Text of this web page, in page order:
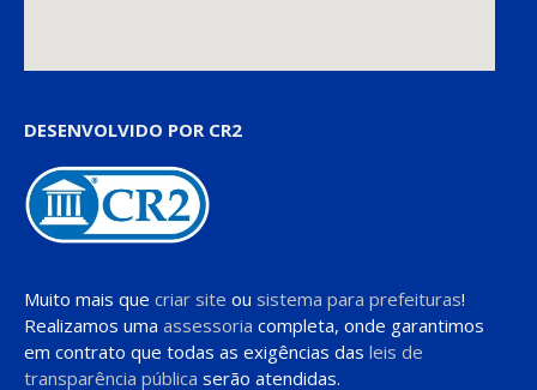
DESENVOLVIDO POR CR2
Muito mais que criar site ou sistema para prefeituras!
Realizamos uma assessoria completa, onde garantimos
em contrato que todas as exigências das leis de
transparência pública serão atendidas.